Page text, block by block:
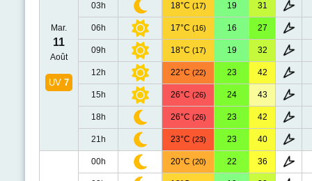
Mar.
11
Août
UV 7
03h 18°C (17) 19 31
06h 17°C (16) 16 27
09h 18°C (17) 19 32
12h 22°C (22) 23 42
15h 26°C (26) 24 43
18h 26°C (26) 23 42
21h 23°C (23) 23 40
00h 20°C (20) 22 36